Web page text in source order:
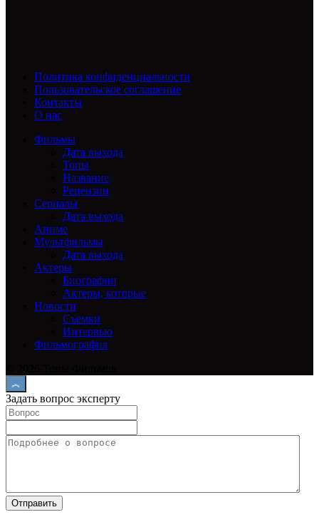
Политика конфиденциальности
Пользовательское соглашение
Контакты
О нас
Фильмы
Дата выхода
Топы
Название
Рецензии
Сериалы
Дата выхода
Аниме
Мультфильмы
Дата выхода
Актеры
Биографии
Актеры, которые
Новости
Съемки
Интервью
Фильмография
Задать вопрос эксперту